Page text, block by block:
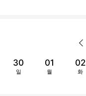
30
일
01
월
02
화